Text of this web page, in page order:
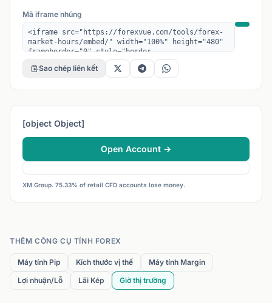
Mã iframe nhúng
Sao chép liên kết
[object Object]
Open Account →
XM Group. 75.33% of retail CFD accounts lose money.
THÊM CÔNG CỤ TÍNH FOREX
Máy tính Pip Kích thước vị thế
Máy tính Margin
Lợi nhuận/Lỗ
Lãi Kép Giờ thị trường